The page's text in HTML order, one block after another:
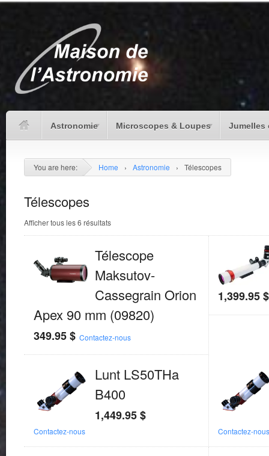
Astronomie Microscopes & Loupes Jumelles
You are here: Home › Astronomie › Télescopes
Télescopes
Afficher tous les 6 résultats
Télescope
Maksutov-
Cassegrain Orion
Apex 90 mm (09820)
349.95$ Contactez-nous
1,399.95$
Lunt LS50THa
B400
1,449.95$
Contactez-nous Contactez-